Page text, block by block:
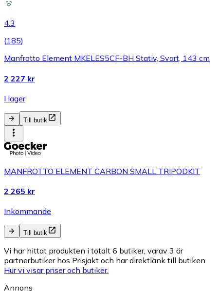
4.3
(185)
Manfrotto Element MKELES5CF-BH Stativ, Svart, 143 cm
2 227 kr
I lager
Till butik
MANFROTTO ELEMENT CARBON SMALL TRIPODKIT
2 265 kr
Inkommande
Till butik
Vi har hittat produkten i totalt 6 butiker, varav 3 är
partnerbutiker hos Prisjakt och har direktlänk till butiken.
Hur vi visar priser och butiker.
Annons